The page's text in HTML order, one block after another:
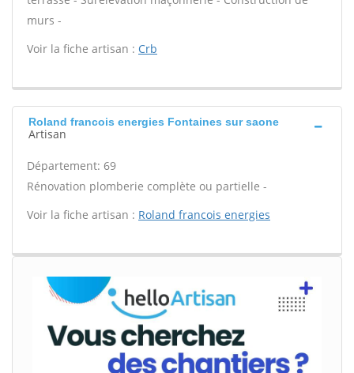
murs -
Voir la fiche artisan : Crb
Roland francois energies Fontaines sur saone
Artisan
Département: 69
Rénovation plomberie complète ou partielle -
Voir la fiche artisan : Roland francois energies